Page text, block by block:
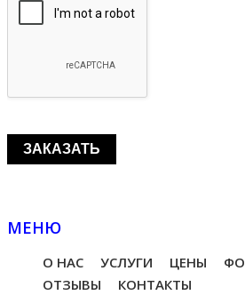
МЕНЮ
О НАС УСЛУГИ ЦЕНЫ
ОТЗЫВЫ
КОНТАКТЫ